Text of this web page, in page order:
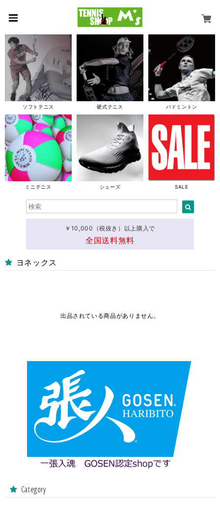
ソフトテニス 硬式テニス バドミントン
ミニテニス シューズ SALE
￥10,000（税抜き）以上購入で
全国送料無料
ヨネックス
出品されている商品がありません。
Category